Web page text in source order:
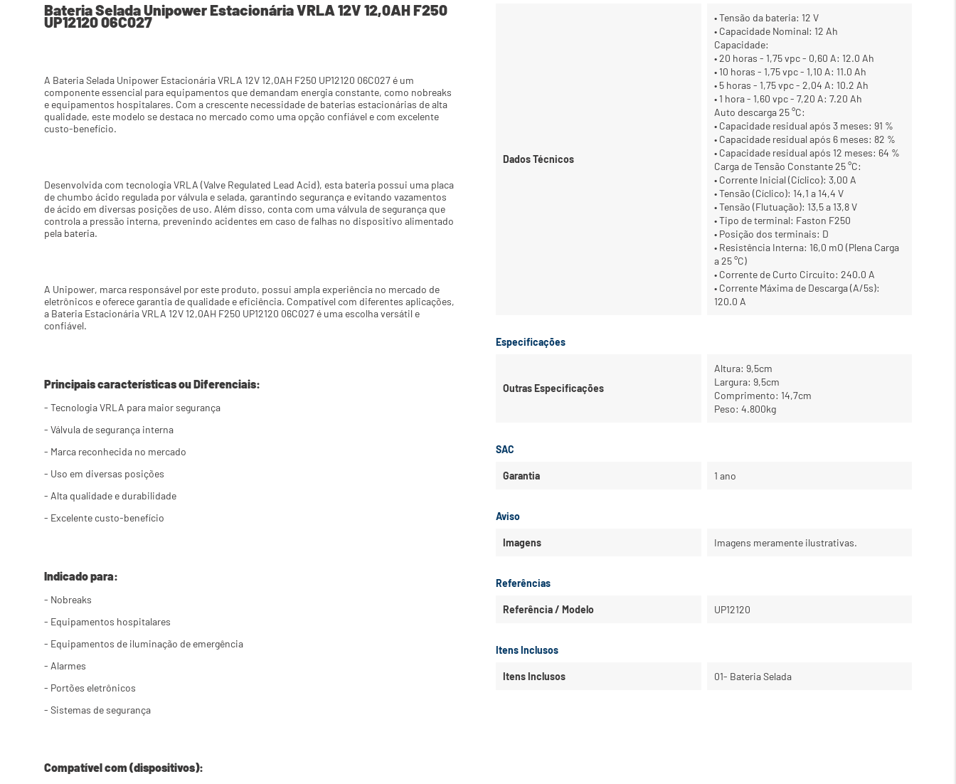
Bateria Selada Unipower Estacionária VRLA 12V 12,0AH F250
UP12120 06C027
A Bateria Selada Unipower Estacionária VRLA 12V 12,0AH F250 UP12120 06C027 é um
componente essencial para equipamentos que demandam energia constante, como nobreaks
e equipamentos hospitalares. Com a crescente necessidade de baterias estacionárias de alta
qualidade, este modelo se destaca no mercado como uma opção confiável e com excelente
custo-benefício.
Desenvolvida com tecnologia VRLA (Valve Regulated Lead Acid), esta bateria possui uma placa
de chumbo ácido regulada por válvula e selada, garantindo segurança e evitando vazamentos
de ácido em diversas posições de uso. Além disso, conta com uma válvula de segurança que
controla a pressão interna, prevenindo acidentes em caso de falhas no dispositivo alimentado
pela bateria.
A Unipower, marca responsável por este produto, possui ampla experiência no mercado de
eletrônicos e oferece garantia de qualidade e eficiência. Compatível com diferentes aplicações,
a Bateria Estacionária VRLA 12V 12,0AH F250 UP12120 06C027 é uma escolha versátil e
confiável.
Principais características ou Diferenciais:
- Tecnologia VRLA para maior segurança
- Válvula de segurança interna
- Marca reconhecida no mercado
- Uso em diversas posições
- Alta qualidade e durabilidade
- Excelente custo-benefício
Indicado para:
- Nobreaks
- Equipamentos hospitalares
- Equipamentos de iluminação de emergência
- Alarmes
- Portões eletrônicos
- Sistemas de segurança
Compatível com (dispositivos):
Dados Técnicos
• Tensão da bateria: 12 V
• Capacidade Nominal: 12 Ah
Capacidade:
• 20 horas - 1,75 vpc - 0,60 A: 12.0 Ah
• 10 horas - 1,75 vpc - 1,10 A: 11.0 Ah
• 5 horas - 1,75 vpc - 2,04 A: 10.2 Ah
• 1 hora - 1,60 vpc - 7,20 A: 7.20 Ah
Auto descarga 25 °C:
• Capacidade residual após 3 meses: 91 %
• Capacidade residual após 6 meses: 82 %
• Capacidade residual após 12 meses: 64 %
Carga de Tensão Constante 25 °C:
• Corrente Inicial (Cíclico): 3,00 A
• Tensão (Cíclico): 14,1 a 14,4 V
• Tensão (Flutuação): 13,5 a 13,8 V
• Tipo de terminal: Faston F250
• Posição dos terminais: D
• Resistência Interna: 16,0 mO (Plena Carga
a 25 °C)
• Corrente de Curto Circuito: 240.0 A
• Corrente Máxima de Descarga (A/5s):
120.0 A
Especificações
Outras Especificações
Altura: 9,5cm
Largura: 9,5cm
Comprimento: 14,7cm
Peso: 4.800kg
SAC
Garantia 1 ano
Aviso
Imagens Imagens meramente ilustrativas.
Referências
Referência / Modelo UP12120
Itens Inclusos
Itens Inclusos 01- Bateria Selada